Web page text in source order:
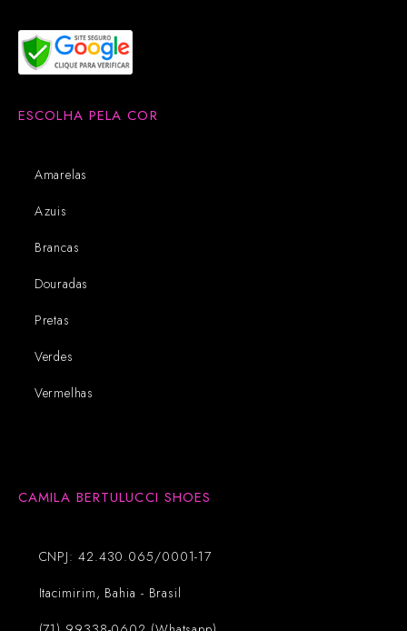
ESCOLHA PELA COR
Amarelas
Azuis
Brancas
Douradas
Pretas
Verdes
Vermelhas
CAMILA BERTULUCCI SHOES
CNPJ: 42.430.065/0001-17
Itacimirim, Bahia - Brasil